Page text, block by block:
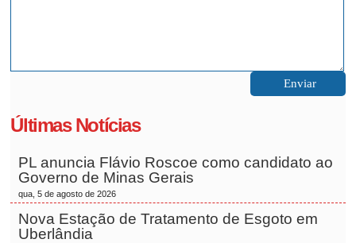
Últimas Notícias
PL anuncia Flávio Roscoe como candidato ao
Governo de Minas Gerais
qua, 5 de agosto de 2026
Nova Estação de Tratamento de Esgoto em
Uberlândia